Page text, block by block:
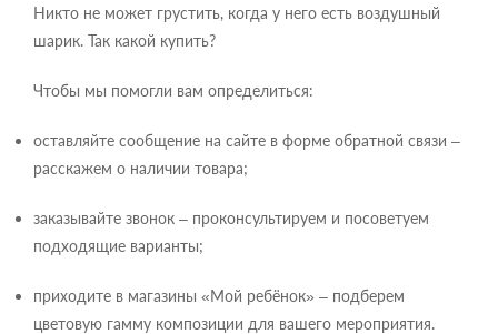
Никто не может грустить, когда у него есть воздушный
шарик. Так какой купить?
Чтобы мы помогли вам определиться:
оставляйте сообщение на сайте в форме обратной связи –
расскажем о наличии товара;
заказывайте звонок – проконсультируем и посоветуем
подходящие варианты;
приходите в магазины «Мой ребёнок» – подберем
цветовую гамму композиции для вашего мероприятия.